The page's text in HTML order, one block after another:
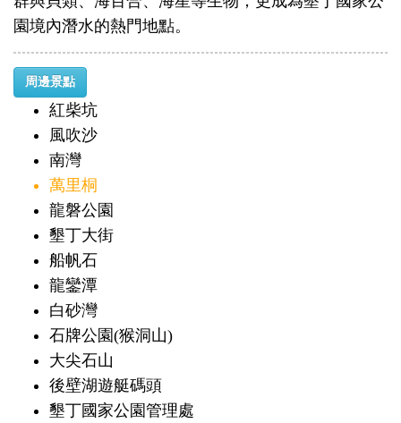
園境內潛水的熱門地點。
周邊景點
紅柴坑
風吹沙
南灣
萬里桐
龍磐公園
墾丁大街
船帆石
龍鑾潭
白砂灣
石牌公園(猴洞山)
大尖石山
後壁湖遊艇碼頭
墾丁國家公園管理處